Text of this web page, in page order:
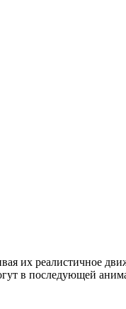
их реалистичное
в последующей